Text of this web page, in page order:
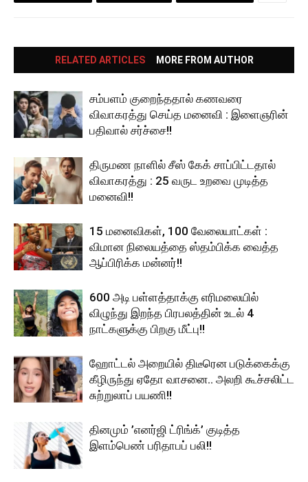
RELATED ARTICLES MORE FROM AUTHOR
சம்பளம் குறைந்ததால் கணவரை
விவாகரத்து செய்த மனைவி : இளைஞரின்
பதிவால் சர்ச்சை!!
திருமண நாளில் சீஸ் கேக் சாப்பிட்டதால்
விவாகரத்து : 25 வருட உறவை முடித்த
மனைவி!!
15 மனைவிகள், 100 வேலையாட்கள் :
விமான நிலையத்தை ஸ்தம்பிக்க வைத்த
ஆப்பிரிக்க மன்னர்!!
600 அடி பள்ளத்தாக்கு எரிமலையில்
விழுந்து இறந்த பிரபலத்தின் உடல் 4
நாட்களுக்கு பிறகு மீட்பு!!
ஹோட்டல் அறையில் திடீரென படுக்கைக்கு
கீழிருந்து ஏதோ வாசனை.. அலறி கூச்சலிட்ட
சுற்றுலாப் பயணி!!
தினமும் ’எனர்ஜி ட்ரிங்க்’ குடித்த
இளம்பெண் பரிதாபப் பலி!!